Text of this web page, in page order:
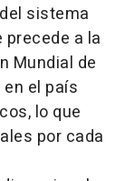
sistema
a la
Mundial de
el país
lo que
por cada